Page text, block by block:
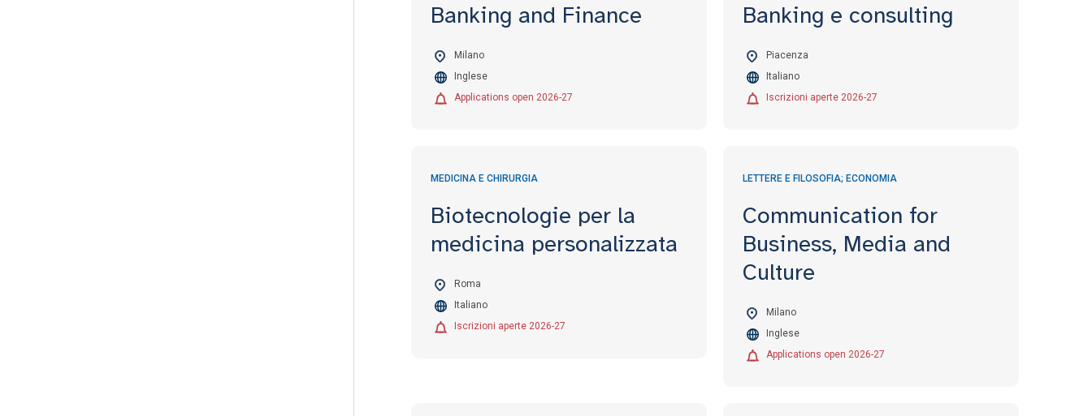
Banking and Finance
Milano
Inglese
Applications open 2026-27
Banking e consulting
Piacenza
Italiano
Iscrizioni aperte 2026-27
MEDICINA E CHIRURGIA
Biotecnologie per la
medicina personalizzata
Roma
Italiano
Iscrizioni aperte 2026-27
LETTERE E FILOSOFIA; ECONOMIA
Communication for
Business, Media and
Culture
Milano
Inglese
Applications open 2026-27